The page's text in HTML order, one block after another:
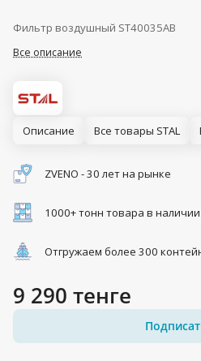
Фильтр воздушный ST40035AB
Все описание
Описание Все товары STAL
ZVENO - 30 лет на рынке
1000+ тонн товара в наличии
Отгружаем более 300
9 290 тенге